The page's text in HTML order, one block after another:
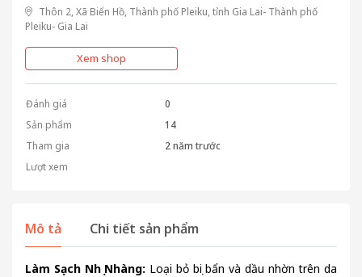
Thôn 2, Xã Biển Hồ, Thành phố Pleiku, tỉnh Gia Lai- Thành phố
Pleiku- Gia Lai
Xem shop
Đánh giá
0
Sản phẩm
14
Tham gia
2 năm trước
Lượt xem
Mô tả Chi tiết sản phẩm
Làm Sạch Nhẹ Nhàng: Loại bỏ bụi bẩn và dầu nhờn trên da